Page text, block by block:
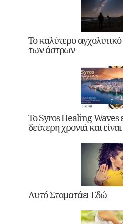
Το καλύτερο
των άστρων
Το Syros Healing Waves
δεύτερη χρονιά και
Αυτό Σταματάει Εδώ